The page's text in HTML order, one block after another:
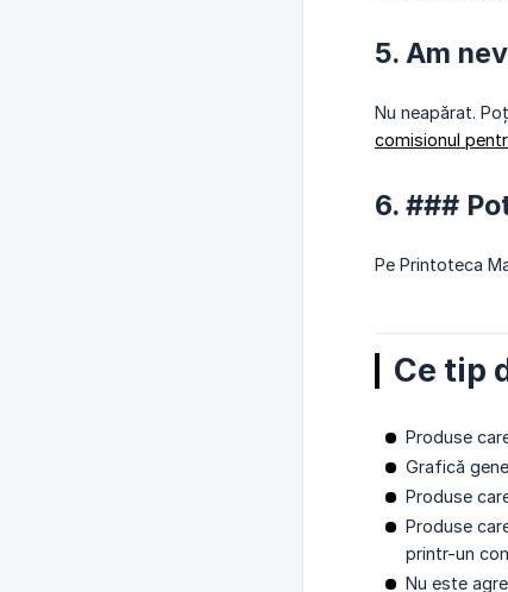
5. Am
Nu neapărat.
comisionul
6. ###
Pe Printoteca
Ce tip
Produse
Grafică
Produse
Produse
printr-un
Nu este